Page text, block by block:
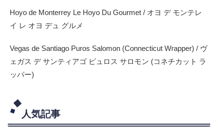
Hoyo de Monterrey Le Hoyo Du Gourmet / オヨ デ モンテレ
イ レ オヨ デュ グルメ
Vegas de Santiago Puros Salomon (Connecticut Wrapper) / ヴ
ェガス デ サンティアゴ ピュロス サロモン (コネチカット ラ
ッパー)
人気記事